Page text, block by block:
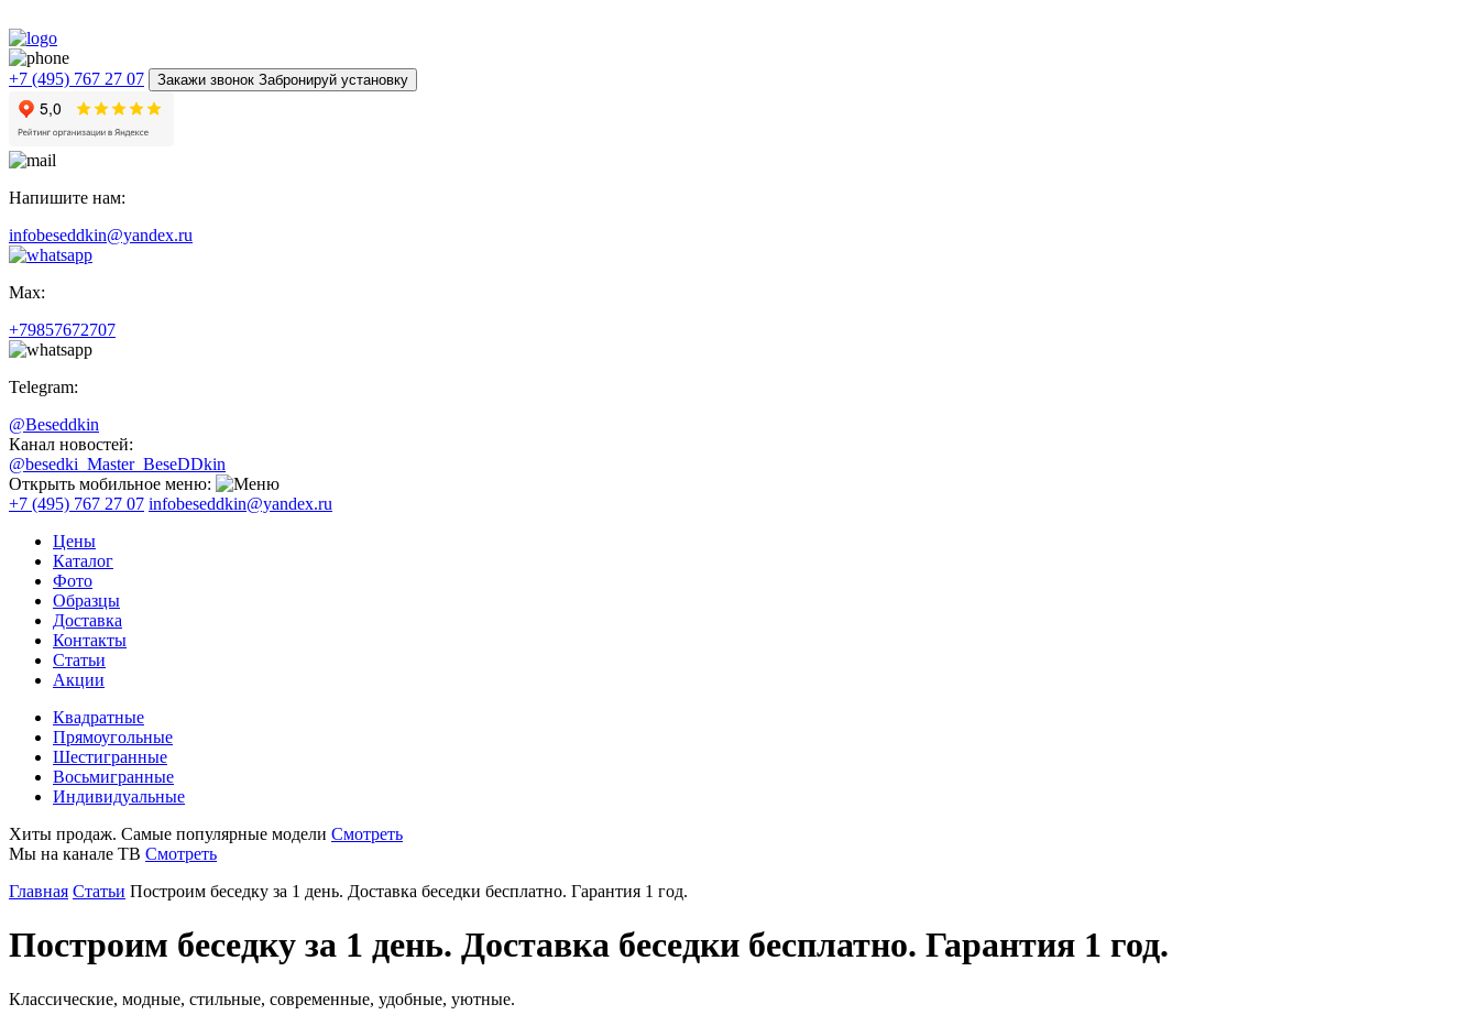
+7 (495) 767 27 07 Закажи звонок Забронируй установку
Напишите нам:
infobeseddkin@yandex.ru
Max:
+79857672707
Telegram:
@Beseddkin
Канал новостей:
@besedki_Master_BeseDDkin
Открыть мобильное меню:
+7 (495) 767 27 07 infobeseddkin@yandex.ru
Цены
Каталог
Фото
Образцы
Доставка
Контакты
Статьи
Акции
Квадратные
Прямоугольные
Шестигранные
Восьмигранные
Индивидуальные
Хиты продаж. Самые популярные модели Смотреть
Мы на канале ТВ Смотреть
Главная Статьи Построим беседку за 1 день. Доставка беседки бесплатно. Гарантия 1 год.
Построим беседку за 1 день. Доставка беседки бесплатно. Гарантия 1 год.
Классические, модные, стильные, современные, удобные, уютные.